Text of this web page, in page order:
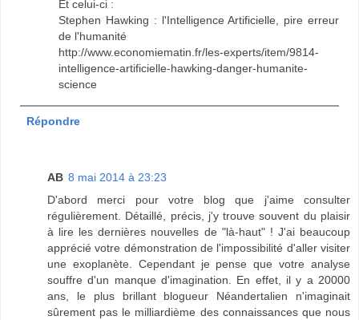
Et celui-ci :
Stephen Hawking : l'Intelligence Artificielle, pire erreur
de l'humanité
http://www.economiematin.fr/les-experts/item/9814-
intelligence-artificielle-hawking-danger-humanite-
science
Répondre
AB 8 mai 2014 à 23:23
D'abord merci pour votre blog que j'aime consulter
régulièrement. Détaillé, précis, j'y trouve souvent du plaisir
à lire les dernières nouvelles de "là-haut" ! J'ai beaucoup
apprécié votre démonstration de l'impossibilité d'aller visiter
une exoplanète. Cependant je pense que votre analyse
souffre d'un manque d'imagination. En effet, il y a 20000
ans, le plus brillant blogueur Néandertalien n'imaginait
sûrement pas le milliardième des connaissances que nous